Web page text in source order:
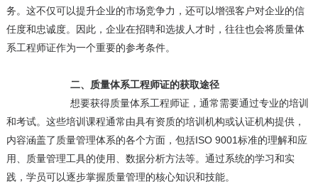
务。这不仅可以提升企业的市场竞争力，还可以增强客户对企业的信
任度和忠诚度。因此，企业在招聘和选拔人才时，往往也会将质量体
系工程师证作为一个重要的参考条件。
二、质量体系工程师证的获取途径
想要获得质量体系工程师证，通常需要通过专业的培训
和考试。这些培训课程通常由具有资质的培训机构或认证机构提供，
内容涵盖了质量管理体系的各个方面，包括ISO 9001标准的理解和应
用、质量管理工具的使用、数据分析方法等。通过系统的学习和实
践，学员可以逐步掌握质量管理的核心知识和技能。